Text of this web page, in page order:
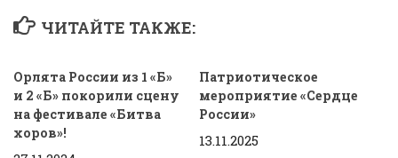
ЧИТАЙТЕ ТАКЖЕ:
Орлята России из 1 «Б»
и 2 «Б» покорили сцену
на фестивале «Битва
хоров»!
Патриотическое
мероприятие «Сердце
России»
13.11.2025